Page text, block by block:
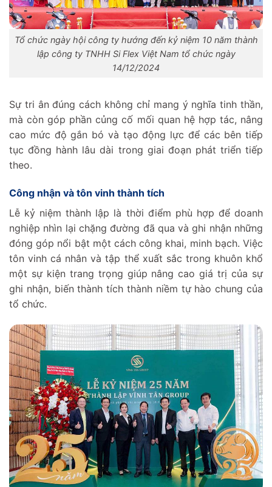
Tổ chức ngày hội công ty hướng đến kỷ niệm 10 năm thành
lập công ty TNHH Si Flex Việt Nam tổ chức ngày
14/12/2024
Sự tri ân đúng cách không chỉ mang ý nghĩa tinh thần,
mà còn góp phần củng cố mối quan hệ hợp tác, nâng
cao mức độ gắn bó và tạo động lực để các bên tiếp
tục đồng hành lâu dài trong giai đoạn phát triển tiếp
theo.
‌Công nhận và tôn vinh thành tích‌
Lễ kỷ niệm thành lập là thời điểm phù hợp để doanh
nghiệp nhìn lại chặng đường đã qua và ghi nhận những
đóng góp nổi bật một cách công khai, minh bạch. Việc
tôn vinh cá nhân và tập thể xuất sắc trong khuôn khổ
một sự kiện trang trọng giúp nâng cao giá trị của sự
ghi nhận, biến thành tích thành niềm tự hào chung của
tổ chức.